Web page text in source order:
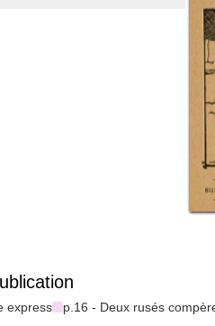
express p.16 - Deux rusés